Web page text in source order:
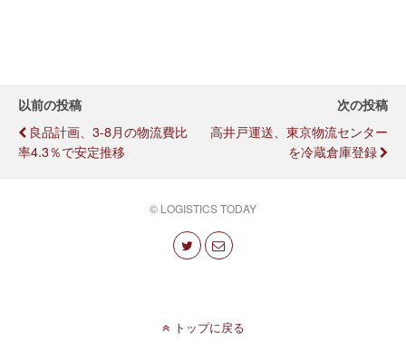
以前の投稿
良品計画、3-8月の物流費比
率4.3％で安定推移
次の投稿
高井戸運送、東京物流センター
を冷蔵倉庫登録
© LOGISTICS TODAY
トップに戻る